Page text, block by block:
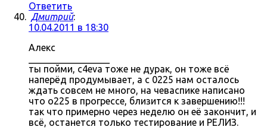
Ответить
Дмитрий:
10.04.2011 в 18:30
Алекс
ты пойми, c4eva тоже не дурак, он тоже всё
наперёд продумывает, а с 0225 нам осталось
ждать совсем не много, на чеваспике написано
что о225 в прогрессе, близится к завершению!!!
так что примерно через неделю он её закончит, и
всё, останется только тестирование и РЕЛИЗ.